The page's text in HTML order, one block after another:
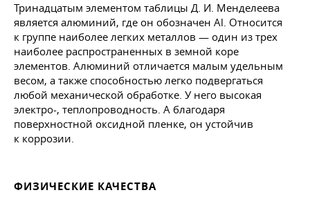
Тринадцатым элементом таблицы Д. И. Менделеева
является алюминий, где он обозначен Al. Относится
к группе наиболее легких металлов — один из трех
наиболее распространенных в земной коре
элементов. Алюминий отличается малым удельным
весом, а также способностью легко подвергаться
любой механической обработке. У него высокая
электро-, теплопроводность. А благодаря
поверхностной оксидной пленке, он устойчив
к коррозии.
ФИЗИЧЕСКИЕ КАЧЕСТВА